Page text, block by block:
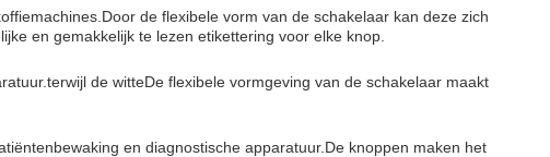
de flexibele vorm van de schakelaar kan deze zich
en gemakkelijk te lezen etikettering voor elke knop.
de witteDe flexibele vormgeving van de schakelaar maakt
en diagnostische apparatuur.De knoppen maken het